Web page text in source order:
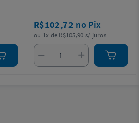
R$102,72 no Pix
ou 1x de R$105,90 s/ juros